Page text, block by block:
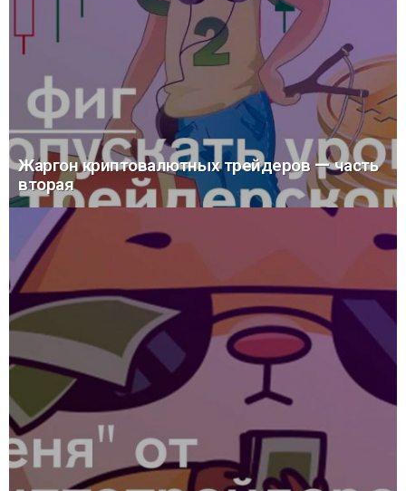
Жаргон криптовалютных трейдеров — часть
вторая